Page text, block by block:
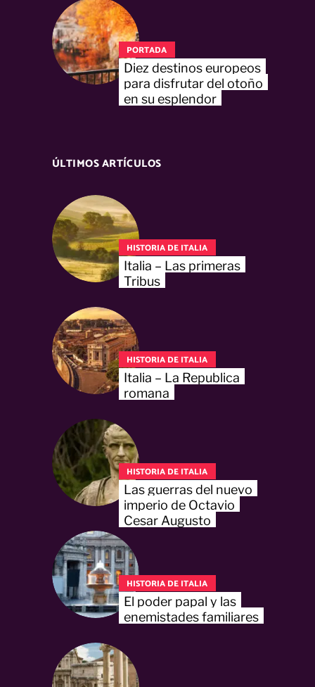
PORTADA
Diez destinos europeos
para disfrutar del otoño
en su esplendor
ÚLTIMOS ARTÍCULOS
HISTORIA DE ITALIA
Italia – Las primeras
Tribus
HISTORIA DE ITALIA
Italia – La Republica
romana
HISTORIA DE ITALIA
Las guerras del nuevo
imperio de Octavio
Cesar Augusto
HISTORIA DE ITALIA
El poder papal y las
enemistades familiares